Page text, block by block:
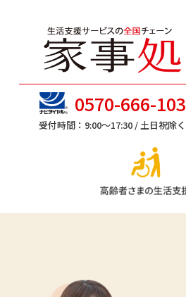
0570-666-103
受付時間：9:00～17:30 / 土日祝除く